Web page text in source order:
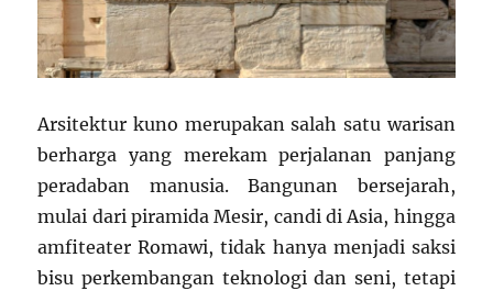
Arsitektur kuno merupakan salah satu warisan
berharga yang merekam perjalanan panjang
peradaban manusia. Bangunan bersejarah,
mulai dari piramida Mesir, candi di Asia, hingga
amfiteater Romawi, tidak hanya menjadi saksi
bisu perkembangan teknologi dan seni, tetapi